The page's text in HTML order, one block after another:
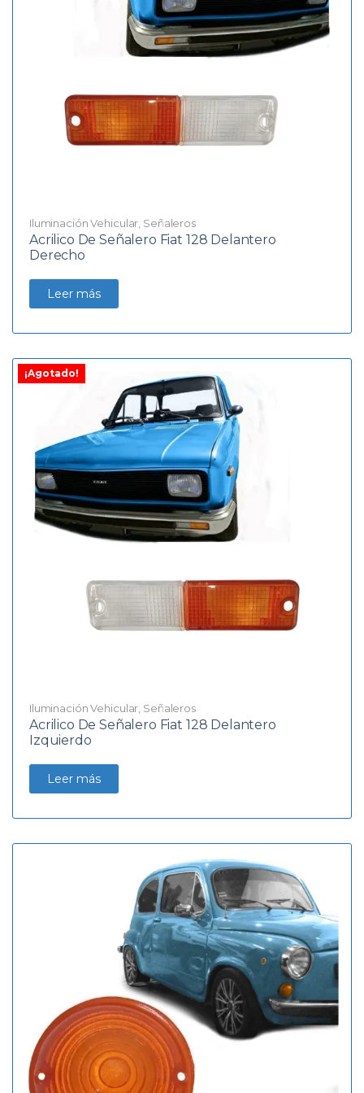
Iluminación Vehicular Señaleros
Acrilico De Señalero Fiat 128 Delantero
Derecho
Leer más
¡Agotado!
Iluminación Vehicular Señaleros
Acrilico De Señalero Fiat 128 Delantero
Izquierdo
Leer más